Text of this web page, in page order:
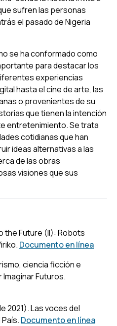
sufren las personas
el pasado de Nigeria
se ha conformado como
para destacar los
experiencias
hasta el cine de arte, las
o provenientes de su
que tienen la intención
entretenimiento. Se trata
cotidianas que han
ideas alternativas a las
de las obras
visiones que sus
the Future (II): Robots
Documento en línea
ciencia ficción e
Imaginar Futuros.
2021). Las voces del
País. Documento en línea